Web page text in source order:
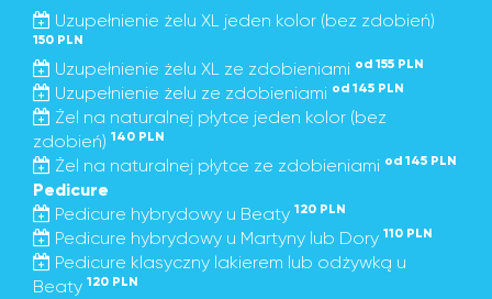
Uzupełnienie żelu XL jeden kolor (bez zdobień)
150 PLN
Uzupełnienie żelu XL ze zdobieniami od 155 PLN
Uzupełnienie żelu ze zdobieniami od 145 PLN
Żel na naturalnej płytce jeden kolor (bez
zdobień) 140 PLN
Żel na naturalnej płytce ze zdobieniami od 145 PLN
Pedicure
Pedicure hybrydowy u Beaty 120 PLN
Pedicure hybrydowy u Martyny lub Dory 110 PLN
Pedicure klasyczny lakierem lub odżywką u
Beaty 120 PLN